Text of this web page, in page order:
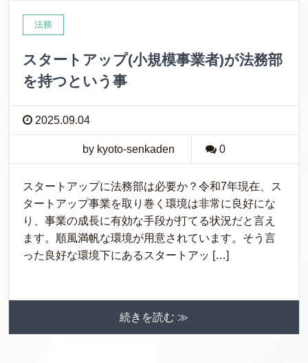
法務
スタートアップ(小規模事業者)が法務部
を持つという事
2025.09.04
by kyoto-senkaden 0
スタートアップに法務部は必要か？令和7年現在、ス
タートアップ事業を取り巻く環境は非常に良好にな
り、事業の成長に有効な手段が打てる状況だと言え
ます。順風満帆な環境が用意されています。そう言
った良好な環境下にあるスタートアッ […]
続きを読む ≫